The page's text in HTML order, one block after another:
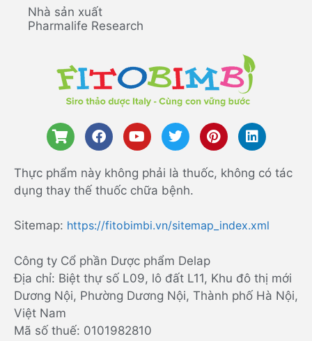
Nhà sản xuất
Pharmalife Research
Thực phẩm này không phải là thuốc, không có tác
dụng thay thế thuốc chữa bệnh.
Sitemap: https://fitobimbi.vn/sitemap_index.xml
Công ty Cổ phần Dược phẩm Delap
Địa chỉ: Biệt thự số L09, lô đất L11, Khu đô thị mới
Dương Nội, Phường Dương Nội, Thành phố Hà Nội,
Việt Nam
Mã số thuế: 0101982810